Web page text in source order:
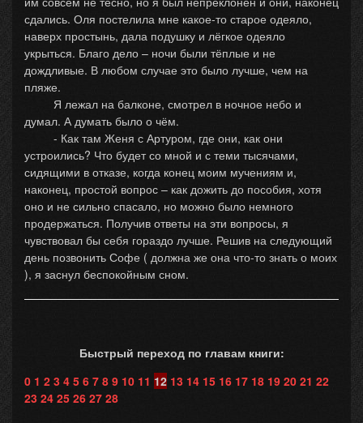
сдались. Оля постелила мне какое-то старое одеяло,
наверх простынь, дала подушку и лёгкое одеяло
укрыться. Благо дело – ночи были тёплые и не
дождливые. В любом случае это было лучше, чем на
пляже.
Я лежал на балконе, смотрел в ночное небо и
думал. А думать было о чём.
- Как там Женя с Артуром, где они, как они
устроились? Что будет со мной и с теми тысячами,
сидящими в отказе, когда конец моим мучениям и,
наконец, простой вопрос – как дожить до пособия, хотя
оно и не сильно спасало, но можно было немного
продержаться. Получив ответы на эти вопросы, я
чувствовал бы себя гораздо лучше. Решив на следующий
день позвонить Софе ( должна же она что-то знать о моих
), я заснул беспокойным сном.
Быстрый переход по главам книги:
0 1 2 3 4 5 6 7 8 9 10 11 12 13 14 15 16 17 18 19 20 21 22
23 24 25 26 27 28